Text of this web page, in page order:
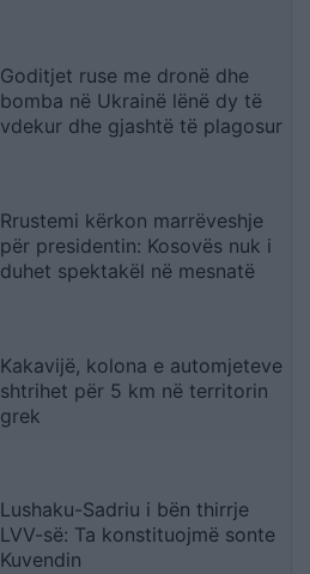
Goditjet ruse me dronë dhe
bomba në Ukrainë lënë dy të
vdekur dhe gjashtë të plagosur
Rrustemi kërkon marrëveshje
për presidentin: Kosovës nuk i
duhet spektakël në mesnatë
Kakavijë, kolona e automjeteve
shtrihet për 5 km në territorin
grek
Lushaku-Sadriu i bën thirrje
LVV-së: Ta konstituojmë sonte
Kuvendin